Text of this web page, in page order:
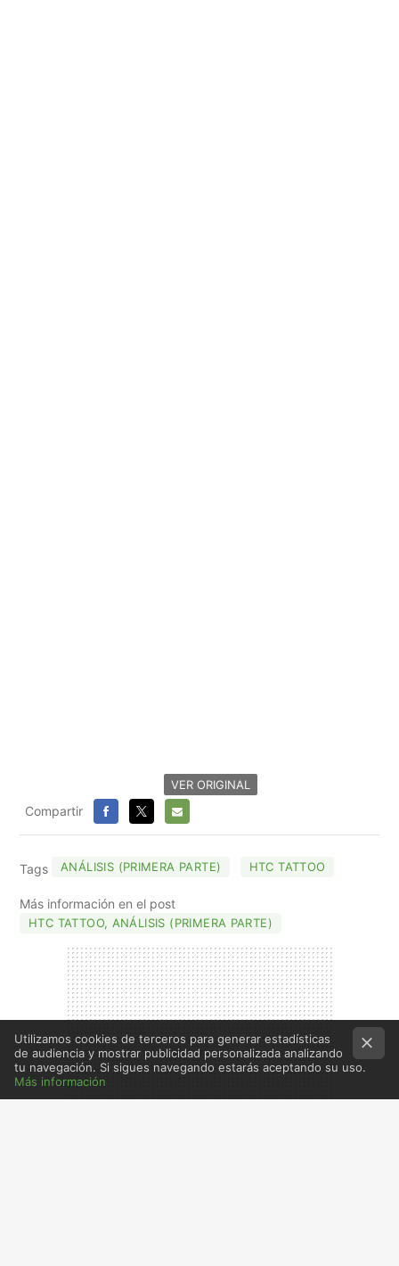
VER ORIGINAL
Compartir
FACEBOOK
X
E-
MAIL
Tags ANÁLISIS (PRIMERA PARTE) HTC TATTOO
Más información en el post
HTC TATTOO, ANÁLISIS (PRIMERA PARTE)
Utilizamos cookies de terceros para generar estadísticas
de audiencia y mostrar publicidad personalizada analizando
tu navegación. Si sigues navegando estarás aceptando su uso.
Más información